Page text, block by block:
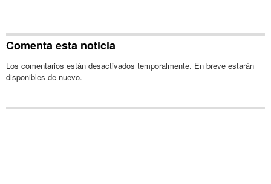
Comenta esta noticia
Los comentarios están desactivados temporalmente. En breve estarán
disponibles de nuevo.